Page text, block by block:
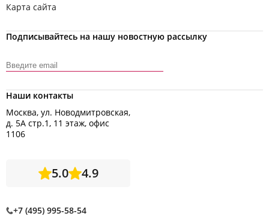
Карта сайта
Подписывайтесь на нашу новостную рассылку
Наши контакты
Москва, ул. Новодмитровская,
д. 5А стр.1, 11 этаж, офис
1106
5.0 4.9
+7 (495) 995-58-54